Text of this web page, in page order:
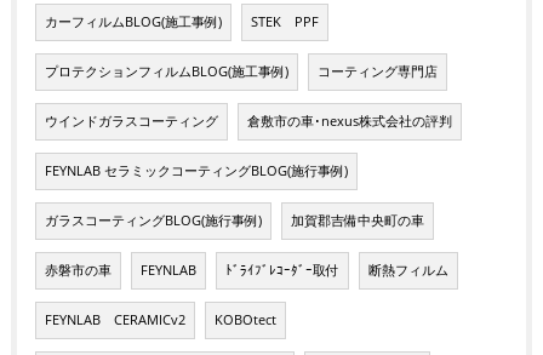
カーフィルムBLOG(施工事例) STEK PPF
プロテクションフィルムBLOG(施工事例) コーティング専門店
ウインドガラスコーティング 倉敷市の車･nexus株式会社の評判
FEYNLAB セラミックコーティングBLOG(施行事例)
ガラスコーティングBLOG(施行事例) 加賀郡吉備中央町の車
赤磐市の車 FEYNLAB ﾄﾞﾗｲﾌﾞﾚｺｰﾀﾞｰ取付 断熱フィルム
FEYNLAB CERAMICv2 KOBOtect